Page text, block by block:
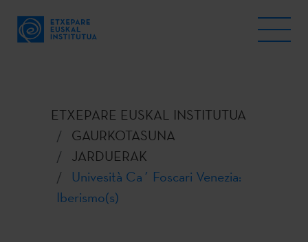
ETXEPARE EUSKAL INSTITUTUA
GAURKOTASUNA
JARDUERAK
Univesità Ca´ Foscari Venezia:
Iberismo(s)